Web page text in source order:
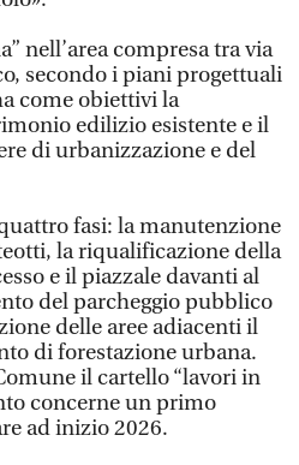
nell’area compresa tra via
secondo i piani progettuali
come obiettivi la
edilizio esistente e il
di urbanizzazione e del
fasi: la manutenzione
la riqualificazione della
e il piazzale davanti al
del parcheggio pubblico
delle aree adiacenti il
di forestazione urbana.
il cartello “lavori in
concerne un primo
ad inizio 2026.